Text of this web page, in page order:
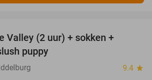
Valley (2 uur) + sokken +
puppy
9.4 star